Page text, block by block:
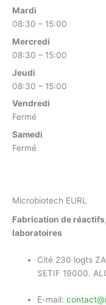
Mardi
08:30 – 15:00
Mercredi
08:30 – 15:00
Jeudi
08:30 – 15:00
Vendredi
Fermé
Samedi
Fermé
Microbiotech EURL
Fabrication de
laboratoires
Cité 230 logts
SETIF 19000.
E-mail: